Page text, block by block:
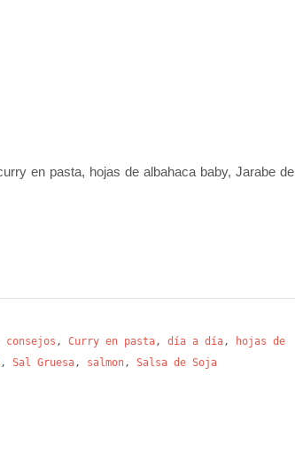
en pasta, hojas de albahaca baby, Jarabe de
consejos , Curry en pasta, día a día,
hojas de
, Sal Gruesa, salmon, Salsa de Soja